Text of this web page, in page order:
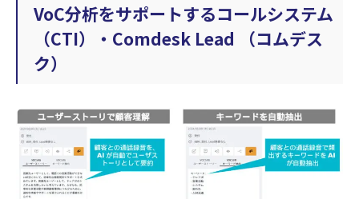
VoC分析をサポートするコールシステム
（CTI）・Comdesk Lead （コムデス
ク）